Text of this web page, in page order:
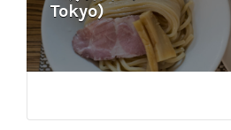
Tokyo)